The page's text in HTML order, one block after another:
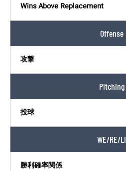
Wins Above Replacement
Offense
攻撃
Pitching
投球
WE/RE/LI
勝利確率関係